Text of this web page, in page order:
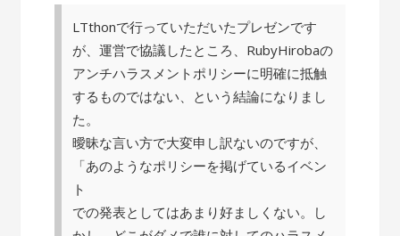
LTthonで行っていただいたプレゼンです
が、運営で協議したところ、RubyHirobaの
アンチハラスメントポリシーに明確に抵触
するものではない、という結論になりまし
た。
曖昧な言い方で大変申し訳ないのですが、
「あのようなポリシーを掲げているイベン
ト
での発表としてはあまり好ましくない。し